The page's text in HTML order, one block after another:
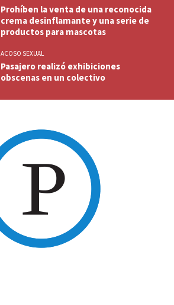
Prohíben la venta de una reconocida
crema desinflamante y una serie de
productos para mascotas
ACOSO SEXUAL
Pasajero realizó exhibiciones
obscenas en un colectivo